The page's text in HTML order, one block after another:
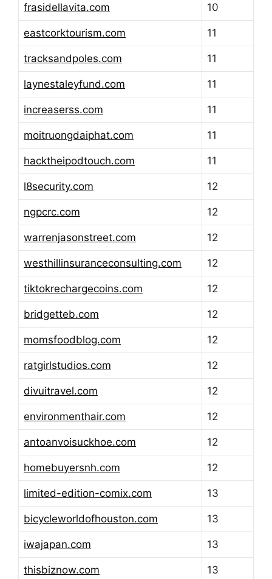
frasidellavita.com 10
eastcorktourism.com 11
tracksandpoles.com 11
laynestaleyfund.com 11
increaserss.com 11
moitruongdaiphat.com 11
hacktheipodtouch.com 11
l8security.com 12
ngpcrc.com 12
warrenjasonstreet.com 12
westhillinsuranceconsulting.com 12
tiktokrechargecoins.com 12
bridgetteb.com 12
momsfoodblog.com 12
ratgirlstudios.com 12
divuitravel.com 12
environmenthair.com 12
antoanvoisuckhoe.com 12
homebuyersnh.com 12
limited-edition-comix.com 13
bicycleworldofhouston.com 13
iwajapan.com 13
thisbiznow.com 13